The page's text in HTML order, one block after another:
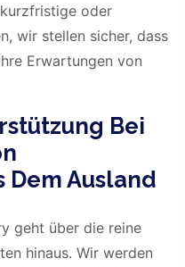
oder
wir stellen sicher, dass
Erwartungen von
Bei
Ausland
geht über die reine
hinaus. Wir werden